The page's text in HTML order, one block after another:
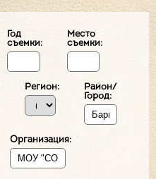
Год
съемки:
Место
съемки:
Регион:
Район/
Город:
Организация: